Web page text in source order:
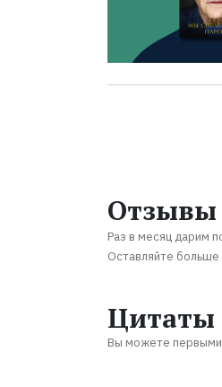
Отзывы
Раз в месяц дарим
Оставляйте больше
Цитаты
Вы можете первыми